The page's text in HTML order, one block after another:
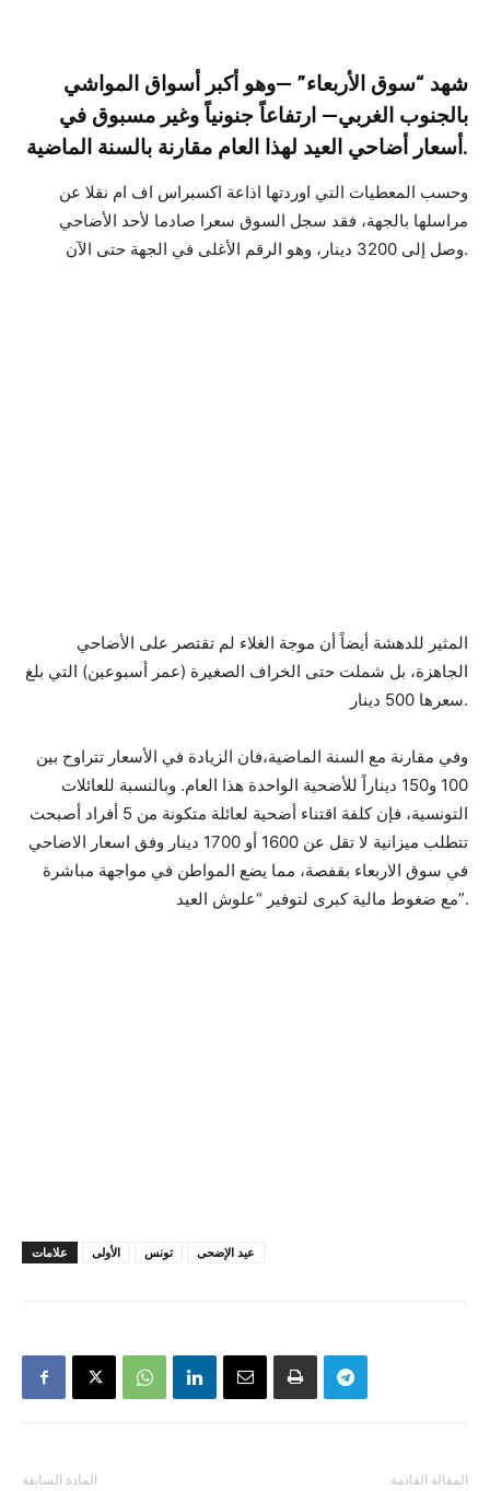
شهد “سوق الأربعاء” —وهو أكبر أسواق المواشي
بالجنوب الغربي— ارتفاعاً جنونياً وغير مسبوق في
أسعار أضاحي العيد لهذا العام مقارنة بالسنة الماضية.
وحسب المعطيات التي اوردتها اذاعة اكسبراس اف ام نقلا عن
مراسلها بالجهة، فقد سجل السوق سعرا صادما لأحد الأضاحي
وصل إلى 3200 دينار، وهو الرقم الأغلى في الجهة حتى الآن.
المثير للدهشة أيضاً أن موجة الغلاء لم تقتصر على الأضاحي
الجاهزة، بل شملت حتى الخراف الصغيرة (عمر أسبوعين) التي بلغ
سعرها 500 دينار.
وفي مقارنة مع السنة الماضية،فان الزيادة في الأسعار تتراوح بين
100 و150 ديناراً للأضحية الواحدة هذا العام. وبالنسبة للعائلات
التونسية، فإن كلفة اقتناء أضحية لعائلة متكونة من 5 أفراد أصبحت
تتطلب ميزانية لا تقل عن 1600 أو 1700 دينار وفق اسعار الاضاحي
في سوق الاربعاء بقفصة، مما يضع المواطن في مواجهة مباشرة
مع ضغوط مالية كبرى لتوفير “علوش العيد”.
علامات الأولى تونس عيد الإضحى
المادة السابقة المقالة القادمة